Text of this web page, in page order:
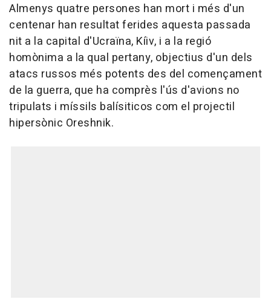
Almenys quatre persones han mort i més d'un
centenar han resultat ferides aquesta passada
nit a la capital d'Ucraïna, Kíiv, i a la regió
homònima a la qual pertany, objectius d'un dels
atacs russos més potents des del començament
de la guerra, que ha comprès l'ús d'avions no
tripulats i míssils balísiticos com el projectil
hipersònic Oreshnik.